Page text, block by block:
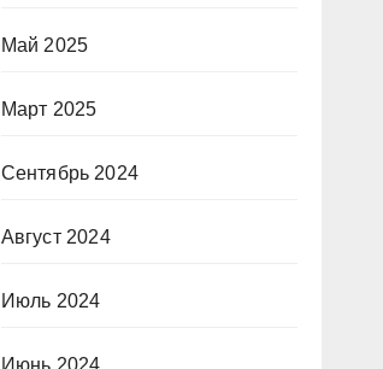
Май 2025
Март 2025
Сентябрь 2024
Август 2024
Июль 2024
Июнь 2024